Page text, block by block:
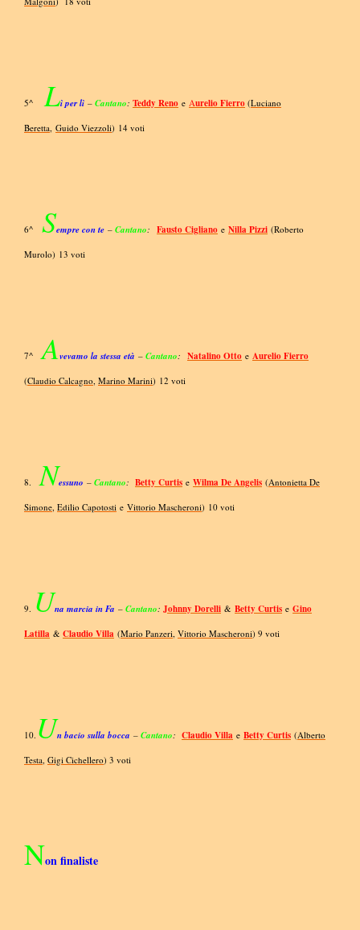
5^Lì per lì – Cantano: Teddy Reno e Aurelio Fierro (Luciano
Beretta, Guido Viezzoli) 14 voti
6^ Sempre con te – Cantano: Fausto Cigliano e Nilla Pizzi (Roberto
Murolo) 13 voti
7^Avevamo la stessa età – Cantano: Natalino Otto e Aurelio Fierro
(Claudio Calcagno, Marino Marini) 12 voti
8.Nessuno – Cantano: Betty Curtis e Wilma De Angelis (Antonietta De
Simone, Edilio Capotosti e Vittorio Mascheroni) 10 voti
9. Una marcia in Fa – Cantano: Johnny Dorelli & Betty Curtis e Gino
Latilla & Claudio Villa (Mario Panzeri, Vittorio Mascheroni) 9 voti
10. Un bacio sulla bocca – Cantano: Claudio Villa e Betty Curtis (Alberto
Testa, Gigi Cichellero) 3 voti
Non finaliste